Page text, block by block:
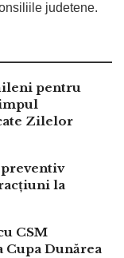
judetene.
pentru
Zilelor
la
CSM
Cupa Dunărea